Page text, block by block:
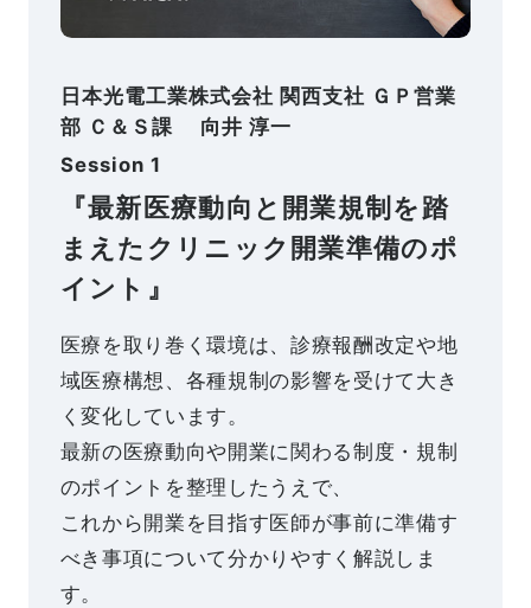
日本光電工業株式会社 関西支社 ＧＰ営業
部 Ｃ＆Ｓ課 向井 淳一
Session 1
『最新医療動向と開業規制を踏
まえたクリニック開業準備のポ
イント』
医療を取り巻く環境は、診療報酬改定や地
域医療構想、各種規制の影響を受けて大き
く変化しています。
最新の医療動向や開業に関わる制度・規制
のポイントを整理したうえで、
これから開業を目指す医師が事前に準備す
べき事項について分かりやすく解説しま
す。